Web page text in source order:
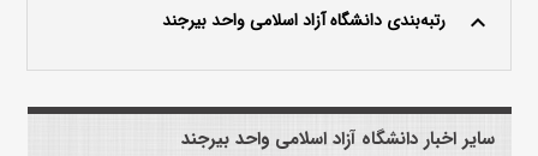
keyboard_arrow_up رتبه‌بندی دانشگاه آزاد اسلامی واحد بیرجند
سایر اخبار دانشگاه آزاد اسلامی واحد بیرجند